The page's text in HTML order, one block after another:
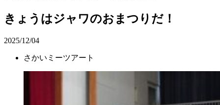
きょうはジャワのおまつりだ！
2025/12/04
さかいミーツアート